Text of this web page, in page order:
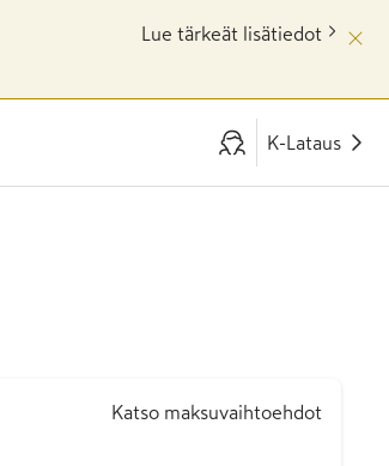
Lue tärkeät lisätiedot
K-Lataus
Katso maksuvaihtoehdot